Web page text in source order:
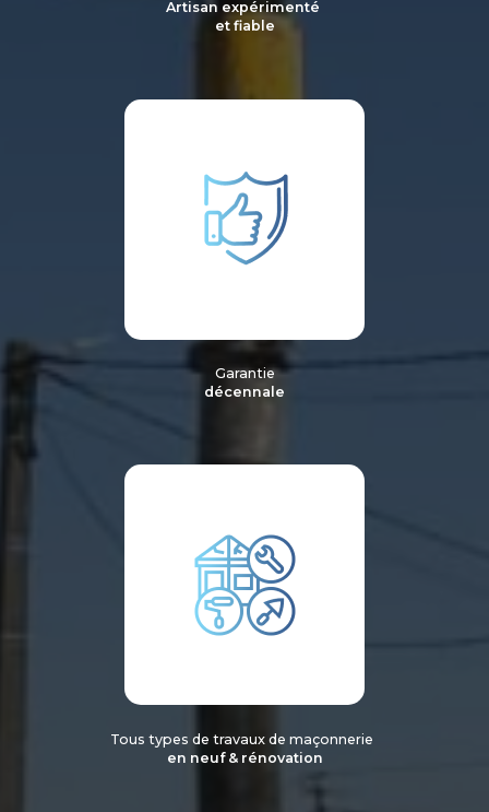
Artisan expérimenté
et fiable
Garantie
décennale
Tous types de travaux de maçonnerie
en neuf & rénovation